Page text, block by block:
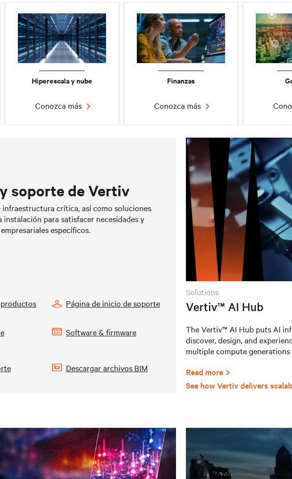
Hiperescala y nube
Conozca más
Finanzas
Conozca más
Microcentros de datos y
espacio libre en el borde
Conozca más
Gestión de potencia
completa
Conozca más
soporte de Vertiv
crítica, así como soluciones
instalación para satisfacer necesidades y
específicos.
Página de inicio de soporte
Software & firmware
Descargar archivos BIM
solutions
Vertiv™ AI Hub
The Vertiv™ AI Hub puts AI
discover, design, and
multiple compute
Read more
See how Vertiv delivers